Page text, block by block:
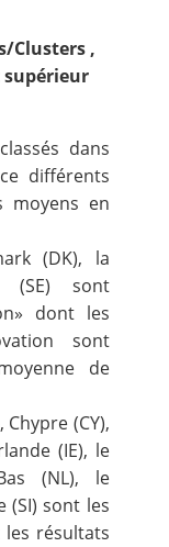
Clusters,
supérieur
dans
différents
moyens en
(DK), la
(SE) sont
dont les
sont
de
Chypre (CY),
(IE), le
(NL), le
(SI) sont les
les résultats